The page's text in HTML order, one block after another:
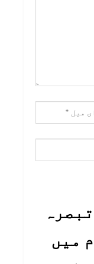
میں